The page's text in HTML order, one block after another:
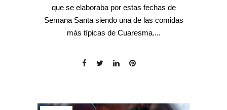
que se elaboraba por estas fechas de
Semana Santa siendo una de las comidas
más típicas de Cuaresma....